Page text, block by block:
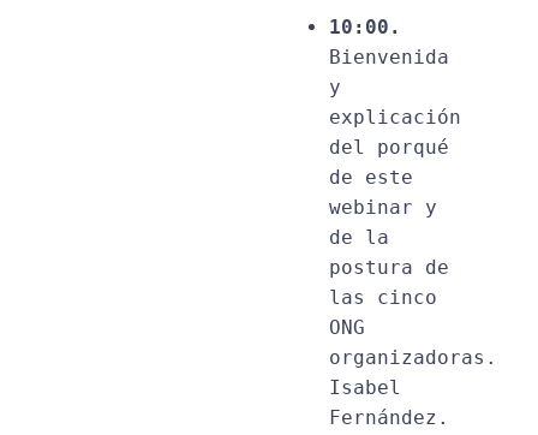
10:00.
Bienvenida
y
explicación
del porqué
de este
webinar y
de la
postura de
las cinco
ONG
organizadoras.
Isabel
Fernández.